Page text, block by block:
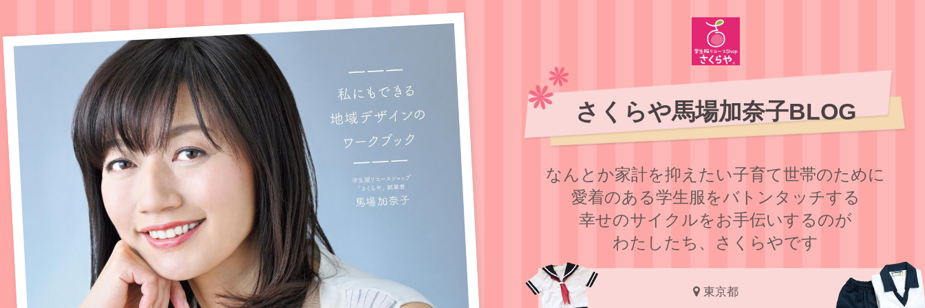
さくらや馬場加奈子BLOG
なんとか家計を抑えたい子育て世帯のために
愛着のある学⽣服をバトンタッチする
幸せのサイクルをお⼿伝いするのが
わたしたち、さくらやです
東京都